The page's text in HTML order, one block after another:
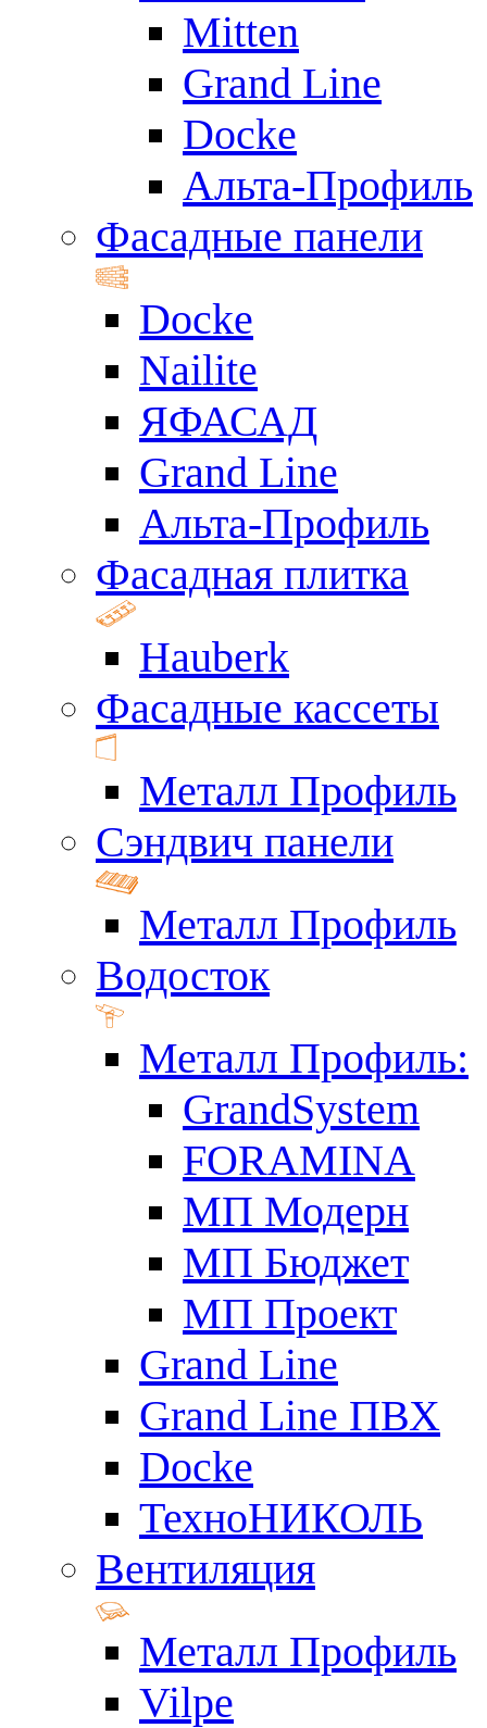
Mitten
Grand Line
Docke
Альта-Профиль
Фасадные панели
Docke
Nailite
ЯФАСАД
Grand Line
Альта-Профиль
Фасадная плитка
Hauberk
Фасадные кассеты
Металл Профиль
Сэндвич панели
Металл Профиль
Водосток
Металл Профиль:
GrandSystem
FORAMINA
МП Модерн
МП Бюджет
МП Проект
Grand Line
Grand Line ПВХ
Docke
ТехноНИКОЛЬ
Вентиляция
Металл Профиль
Vilpe